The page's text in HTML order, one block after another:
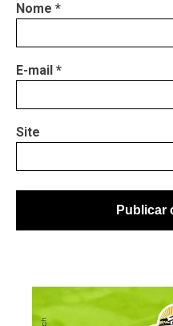
Nome *
E-mail *
Site